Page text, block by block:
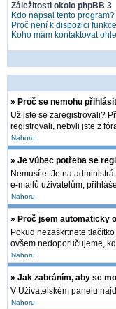
Záležitosti okolo phpBB 3
Kdo napsal tento program?
Proč není k dispozici
Koho mám kontaktovat
» Proč se nemohu
Už jste se zaregistrovali?
registrovali, nebyli jste z
Nahoru
» Je vůbec potřeba se
Nemusíte. Je na
e-mailů uživatelům,
Nahoru
» Proč jsem automaticky
Pokud nezaškrtnete tlačítko
ovšem nedoporučujeme,
Nahoru
» Jak zabráním, aby se
V Uživatelském panelu
Nahoru